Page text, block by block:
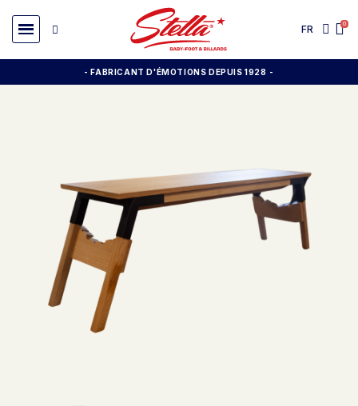
FR
- FABRICANT D'ÉMOTIONS DEPUIS 1928 -